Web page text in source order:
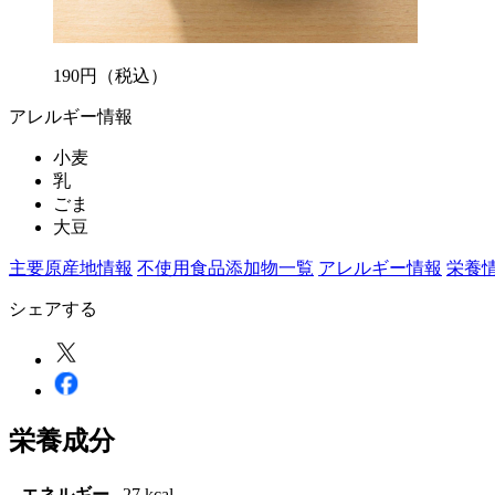
190円 （税込）
アレルギー情報
小麦
乳
ごま
大豆
主要原産地情報 不使用食品添加物一覧 アレルギー情報 栄養
シェアする
栄養成分